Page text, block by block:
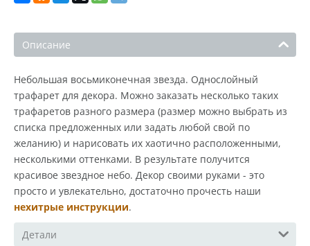
Описание
Небольшая восьмиконечная звезда. Однослойный
трафарет для декора. Можно заказать несколько таких
трафаретов разного размера (размер можно выбрать из
списка предложенных или задать любой свой по
желанию) и нарисовать их хаотично расположенными,
несколькими оттенками. В результате получится
красивое звездное небо. Декор своими руками - это
просто и увлекательно, достаточно прочесть наши
нехитрые инструкции.
Детали